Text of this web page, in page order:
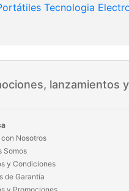
Tecnologia
lanzamientos
Nosotros
Somos
y Condiciones
de Garantía